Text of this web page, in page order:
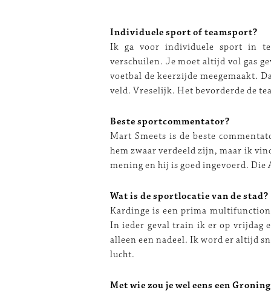
Individuele sport of teamsport?
Ik ga voor individuele sport in
verschuilen. Je moet altijd vol gas
voetbal de keerzijde meegemaakt.
veld. Vreselijk. Het bevorderde
Beste sportcommentator?
Mart Smeets is de beste
hem zwaar verdeeld zijn, maar ik
mening en hij is goed ingevoerd.
Wat is de sportlocatie van de stad?
Kardinge is een prima
In ieder geval train ik er op vrijdag
alleen een nadeel. Ik word er altijd
lucht.
Met wie zou je wel eens een